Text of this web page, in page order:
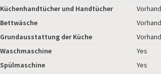
Küchenhandtücher und Handtücher
Bettwäsche
Grundausstattung der Küche
Waschmaschine
Yes
Spülmaschine
Yes